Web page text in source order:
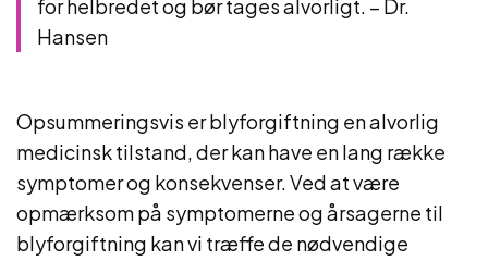
for helbredet og bør tages alvorligt. – Dr.
Hansen
Opsummeringsvis er blyforgiftning en alvorlig
medicinsk tilstand, der kan have en lang række
symptomer og konsekvenser. Ved at være
opmærksom på symptomerne og årsagerne til
blyforgiftning kan vi træffe de nødvendige